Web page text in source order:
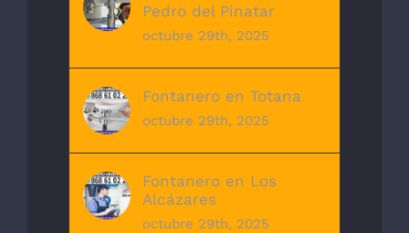
Pedro del Pinatar
octubre 29th, 2025
Fontanero en Totana
octubre 29th, 2025
Fontanero en Los
Alcázares
octubre 29th, 2025